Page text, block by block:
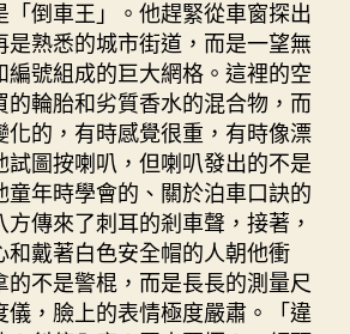
倒車王」。他趕緊從車窗探出
是熟悉的城市街道，而是一望無
編號組成的巨大網格。這裡的空
的輪胎和劣質香水的混合物，而
化的，有時感覺很重，有時像漂
圖按喇叭，但喇叭發出的不是
童年時學會的、關於泊車口訣的
傳來了刺耳的剎車聲，接著，
和戴著白色安全帽的人朝他衝
的不是警棍，而是長長的測量尺
，臉上的表情極度嚴肅。「違